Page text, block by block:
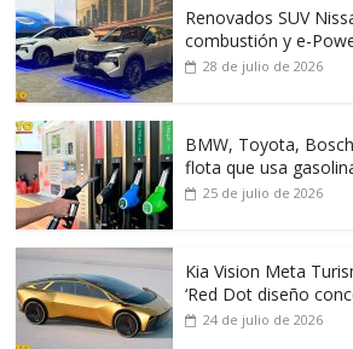
Renovados SUV
combustión y e-
28 de julio de 2026
BMW, Toyota,
flota que usa
25 de julio de 2026
Kia Vision Meta
‘Red Dot diseño
24 de julio de 2026